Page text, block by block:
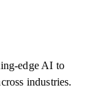
edge AI to
industries.